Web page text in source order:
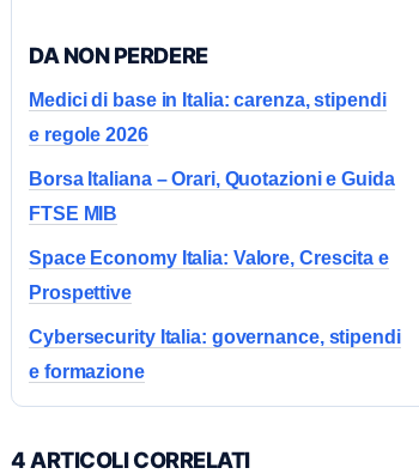
DA NON PERDERE
Medici di base in Italia: carenza, stipendi
e regole 2026
Borsa Italiana – Orari, Quotazioni e Guida
FTSE MIB
Space Economy Italia: Valore, Crescita e
Prospettive
Cybersecurity Italia: governance, stipendi
e formazione
4 ARTICOLI CORRELATI